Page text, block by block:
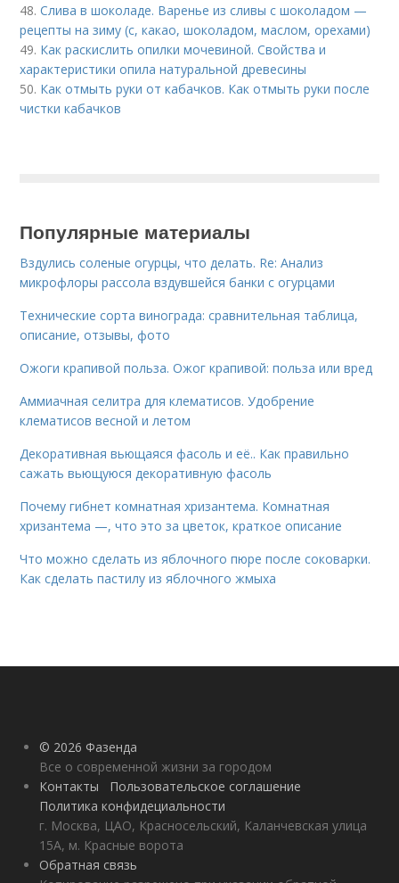
48.Слива в шоколаде. Варенье из сливы с шоколадом —
рецепты на зиму (с, какао, шоколадом, маслом, орехами)
49. Как раскислить опилки мочевиной. Свойства и
характеристики опила натуральной древесины
50. Как отмыть руки от кабачков. Как отмыть руки после
чистки кабачков
Популярные материалы
Вздулись соленые огурцы, что делать. Re: Анализ
микрофлоры рассола вздувшейся банки с огурцами
Технические сорта винограда: сравнительная таблица,
описание, отзывы, фото
Ожоги крапивой польза. Ожог крапивой: польза или вред
Аммиачная селитра для клематисов. Удобрение
клематисов весной и летом
Декоративная вьющаяся фасоль и её.. Как правильно
сажать вьющуюся декоративную фасоль
Почему гибнет комнатная хризантема. Комнатная
хризантема —, что это за цветок, краткое описание
Что можно сделать из яблочного пюре после соковарки.
Как сделать пастилу из яблочного жмыха
© 2026 Фазенда
Все о современной жизни за городом
Контакты
Пользовательское соглашение
Политика конфидециальности
г. Москва, ЦАО, Красносельский, Каланчевская улица
15А, м. Красные ворота
Обратная связь